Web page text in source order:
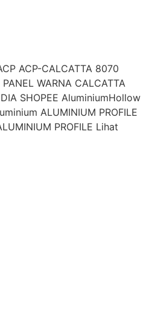
ACP-CALCATTA 8070
WARNA CALCATTA
SHOPEE AluminiumHollow
ALUMINIUM PROFILE
PROFILE Lihat